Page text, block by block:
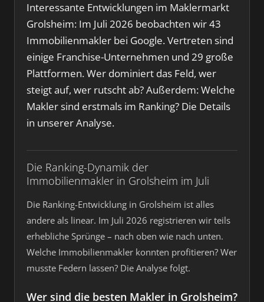
Interessante Entwicklungen im Maklermarkt
Grolsheim: Im Juli 2026 beobachten wir 43
Immobilienmakler bei Google. Vertreten sind
einige Franchise-Unternehmen und 29 große
Plattformen. Wer dominiert das Feld, wer
steigt auf, wer rutscht ab? Außerdem: Welche
Makler sind erstmals im Ranking? Die Details
in unserer Analyse.
Die Ranking-Dynamik der
Immobilienmakler in Grolsheim im Juli
Die Ranking-Entwicklung in Grolsheim ist alles
andere als linear. Im Juli 2026 registrieren wir teils
erhebliche Sprünge – nach oben wie nach unten.
Welche Immobilienmakler konnten profitieren? Wer
musste Federn lassen? Die Analyse folgt.
Wer sind die besten Makler in Grolsheim?